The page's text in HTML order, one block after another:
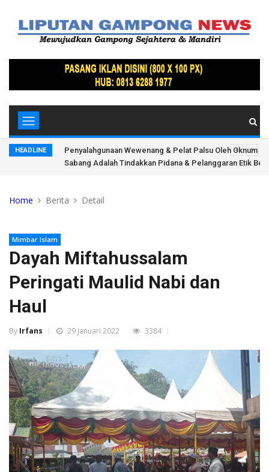
HEADLINE
Ada Jejak
Penyalahgunaan Wewenang & Pelat Palsu Oleh Oknum
Sabang Adalah Tindakkan Pidana & Pelanggaran Etik
Home Berita Detail
Mimbar Islam
Dayah Miftahussalam
Peringati Maulid Nabi dan
Haul
By Irfans 29 Januari 2022 3384